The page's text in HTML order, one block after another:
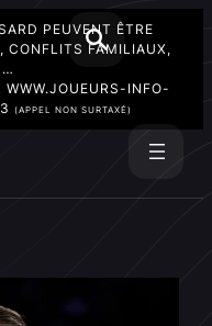
PEUVENT ÊTRE
CONFLITS FAMILIAUX,
WWW.JOUEURS-INFO-
(APPEL NON SURTAXÉ)